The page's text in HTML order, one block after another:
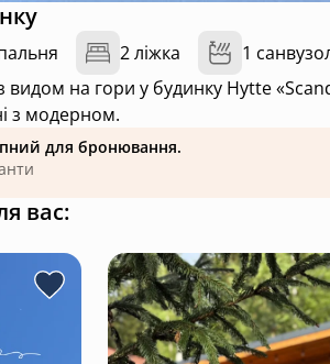
2 ліжка
1
на гори у будинку Hytte
з модерном.
для бронювання.
вас: